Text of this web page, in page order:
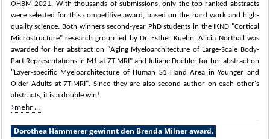
OHBM 2021. With thousands of submissions, only the top-ranked abstracts
were selected for this competitive award, based on the hard work and high-
quality science. Both winners second-year PhD students in the IKND "Cortical
Microstructure"research group led by Dr. Esther Kuehn. Alicia Northall was
awarded for her abstract on "Aging Myeloarchitecture of Large-Scale Body-
Part Representations in M1 at 7T-MRI" and Juliane Doehler for her abstract on
"Layer-specific Myeloarchitecture of Human S1 Hand Area in Younger and
Older Adults at 7T-MRI". Since they are also second-author on each other's
abstracts, it is a double win!
mehr ...
Dorothea Hämmerer gewinnt den Brenda Milner award.